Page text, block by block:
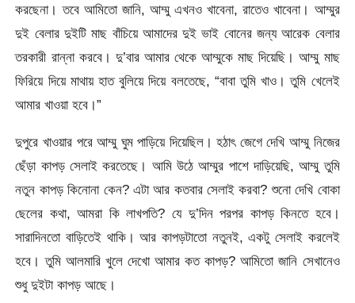
করছেনা। তবে আমিতো জানি, আম্মু এখনও খাবেনা, রাতেও খাবেনা। আম্মুর
দুই বেলার দুইটি মাছ বাঁচিয়ে আমাদের দুই ভাই বোনের জন্য আরেক বেলার
তরকারী রান্না করবে। দু’বার আমার থেকে আম্মুকে মাছ দিয়েছি। আম্মু মাছ
ফিরিয়ে দিয়ে মাথায় হাত বুলিয়ে দিয়ে বলতেছে, “বাবা তুমি খাও। তুমি খেলেই
আমার খাওয়া হবে।”
দুপুরে খাওয়ার পরে আম্মু ঘুম পাড়িয়ে দিয়েছিল। হঠাৎ জেগে দেখি আম্মু নিজের
ছেঁড়া কাপড় সেলাই করতেছে। আমি উঠে আম্মুর পাশে দাড়িয়েছি, আম্মু তুমি
নতুন কাপড় কিনোনা কেন? এটা আর কতবার সেলাই করবা? শুনো দেখি বোকা
ছেলের কথা, আমরা কি লাখপতি? যে দু’দিন পরপর কাপড় কিনতে হবে।
সারাদিনতো বাড়িতেই থাকি। আর কাপড়টাতো নতুনই, একটু সেলাই করলেই
হবে। তুমি আলমারি খুলে দেখো আমার কত কাপড়? আমিতো জানি সেখানেও
শুধু দুইটা কাপড় আছে।